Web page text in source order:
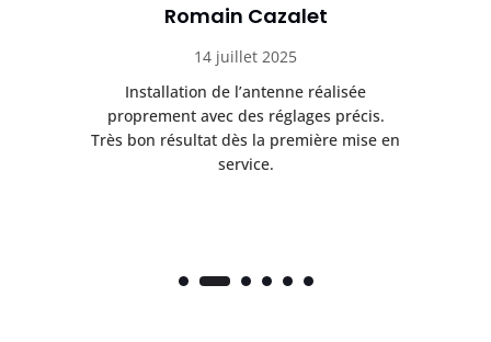
Romain Cazalet
14 juillet 2025
Installation de l’antenne réalisée
proprement avec des réglages précis.
Très bon résultat dès la première mise en
service.